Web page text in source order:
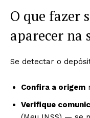
O que fazer
aparecer na
Se detectar o
Confira a origem
Verifique